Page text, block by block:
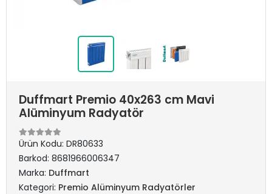
Duffmart Premio 40x263 cm Mavi
Alüminyum Radyatör
Ürün Kodu: DR80633
Barkod: 8681966006347
Marka: Duffmart
Kategori: Premio Alüminyum Radyatörler